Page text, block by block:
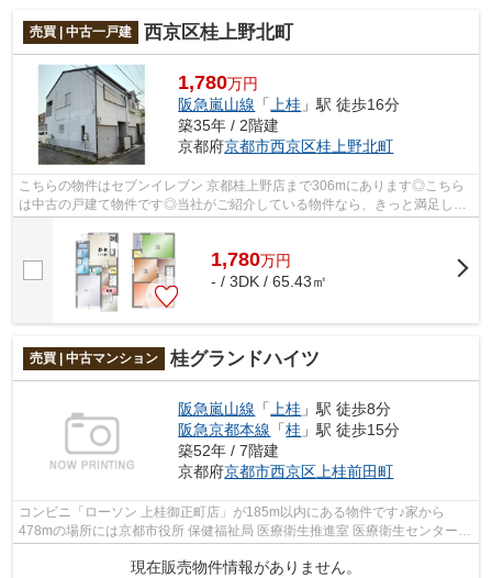
売買 | 中古一戸建 西京区桂上野北町
1,780万円
阪急嵐山線 「上桂 」駅 徒歩16分
築35年 / 2階建
京都府京都市西京区桂上野北町
こちらの物件はセブンイレブン 京都桂上野店まで306mにあります◎こちら
は中古の戸建て物件です◎当社がご紹介している物件なら、きっと満足して
1,780万円
- / 3DK / 65.43㎡
売買 | 中古マンション 桂グランドハイツ
阪急嵐山線 「上桂 」駅 徒歩8分
阪急京都本線 「桂 」駅 徒歩15分
築52年 / 7階建
京都府京都市西京区上桂前田町
コンビニ「ローソン 上桂御正町店」が185m以内にある物件です♪家から
478mの場所には京都市役所 保健福祉局 医療衛生推進室 医療衛生センター
現在販売物件情報がありません。